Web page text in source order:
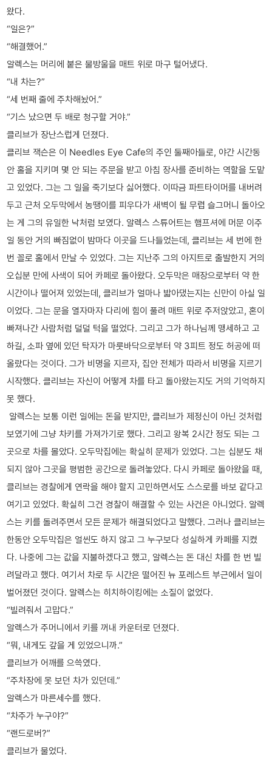
왔다.
“일은?”
“해결했어.”
알렉스는 머리에 붙은 물방울을 매트 위로 마구 털어냈다.
“내 차는?”
“세 번째 줄에 주차해놨어.”
“기스 났으면 두 배로 청구할 거야.”
클리브가 장난스럽게 던졌다.
클리브 잭슨은 이 Needles Eye Cafe의 주인 둘째아들로, 야간 시간동
안 홀을 지키며 몇 안 되는 주문을 받고 아침 장사를 준비하는 역할을 도맡
고 있었다. 그는 그 일을 죽기보다 싫어했다. 이따금 파트타이머를 내버려
두고 근처 오두막에서 농땡이를 피우다가 새벽이 될 무렵 슬그머니 돌아오
는 게 그의 유일한 낙처럼 보였다. 알렉스 스튜어트는 햄프셔에 머문 이주
일 동안 거의 빠짐없이 밤마다 이곳을 드나들었는데, 클리브는 세 번에 한
번 꼴로 홀에서 만날 수 있었다. 그는 지난주 그의 아지트로 출발한지 거의
오십분 만에 사색이 되어 카페로 돌아왔다. 오두막은 매장으로부터 약 한
시간이나 떨어져 있었는데, 클리브가 얼마나 밟아댔는지는 신만이 아실 일
이었다. 그는 문을 열자마자 다리에 힘이 풀려 매트 위로 주저앉았고, 혼이
빠져나간 사람처럼 덜덜 턱을 떨었다. 그리고 그가 하나님께 맹세하고 고
하길, 소파 옆에 있던 탁자가 마룻바닥으로부터 약 3피트 정도 허공에 떠
올랐다는 것이다. 그가 비명을 지르자, 집안 전체가 따라서 비명을 지르기
시작했다. 클리브는 자신이 어떻게 차를 타고 돌아왔는지도 거의 기억하지
못 했다.
알렉스는 보통 이런 일에는 돈을 받지만, 클리브가 제정신이 아닌 것처럼
보였기에 그냥 차키를 가져가기로 했다. 그리고 왕복 2시간 정도 되는 그
곳으로 차를 몰았다. 오두막집에는 확실히 문제가 있었다. 그는 십분도 채
되지 않아 그곳을 평범한 공간으로 돌려놓았다. 다시 카페로 돌아왔을 때,
클리브는 경찰에게 연락을 해야 할지 고민하면서도 스스로를 바보 같다고
여기고 있었다. 확실히 그건 경찰이 해결할 수 있는 사건은 아니었다. 알렉
스는 키를 돌려주면서 모든 문제가 해결되었다고 말했다. 그러나 클리브는
한동안 오두막집은 얼씬도 하지 않고 그 누구보다 성실하게 카페를 지켰
다. 나중에 그는 값을 지불하겠다고 했고, 알렉스는 돈 대신 차를 한 번 빌
려달라고 했다. 여기서 차로 두 시간은 떨어진 뉴 포레스트 부근에서 일이
벌어졌던 것이다. 알렉스는 히치하이킹에는 소질이 없었다.
“빌려줘서 고맙다.”
알렉스가 주머니에서 키를 꺼내 카운터로 던졌다.
“뭐, 내게도 갚을 게 있었으니까.”
클리브가 어깨를 으쓱였다.
“주차장에 못 보던 차가 있던데.”
알렉스가 마른세수를 했다.
“차주가 누구야?”
“랜드로버?”
클리브가 물었다.